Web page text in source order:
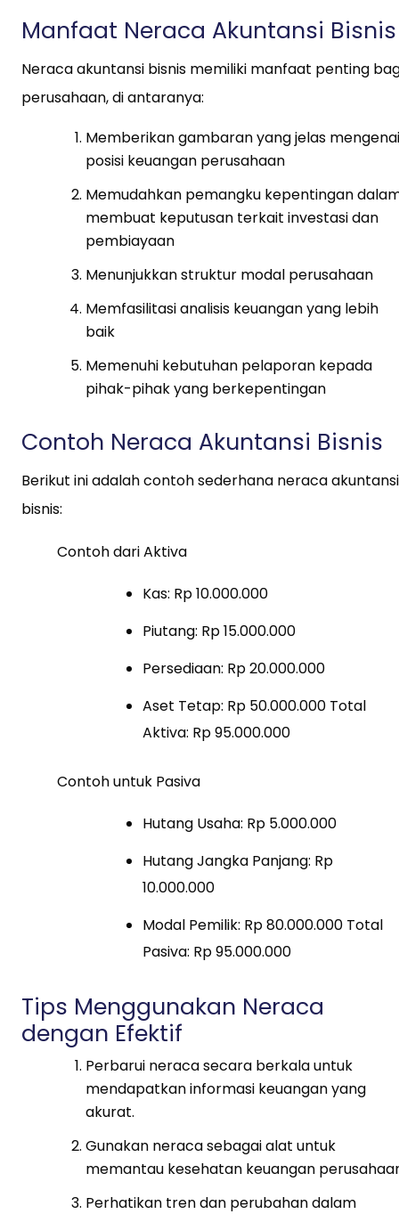
Manfaat Neraca Akuntansi Bisnis
Neraca akuntansi bisnis memiliki manfaat penting
perusahaan, di antaranya:
Memberikan gambaran yang jelas mengenai
posisi keuangan perusahaan
Memudahkan pemangku kepentingan
membuat keputusan terkait investasi dan
pembiayaan
Menunjukkan struktur modal perusahaan
Memfasilitasi analisis keuangan yang lebih
baik
Memenuhi kebutuhan pelaporan kepada
pihak-pihak yang berkepentingan
Contoh Neraca Akuntansi Bisnis
Berikut ini adalah contoh sederhana neraca akuntansi
bisnis:
Contoh dari Aktiva
Kas: Rp 10.000.000
Piutang: Rp 15.000.000
Persediaan: Rp 20.000.000
Aset Tetap: Rp 50.000.000 Total
Aktiva: Rp 95.000.000
Contoh untuk Pasiva
Hutang Usaha: Rp 5.000.000
Hutang Jangka Panjang: Rp
10.000.000
Modal Pemilik: Rp 80.000.000 Total
Pasiva: Rp 95.000.000
Tips Menggunakan Neraca
dengan Efektif
Perbarui neraca secara berkala untuk
mendapatkan informasi keuangan yang
akurat.
Gunakan neraca sebagai alat untuk
memantau kesehatan keuangan
Perhatikan tren dan perubahan dalam